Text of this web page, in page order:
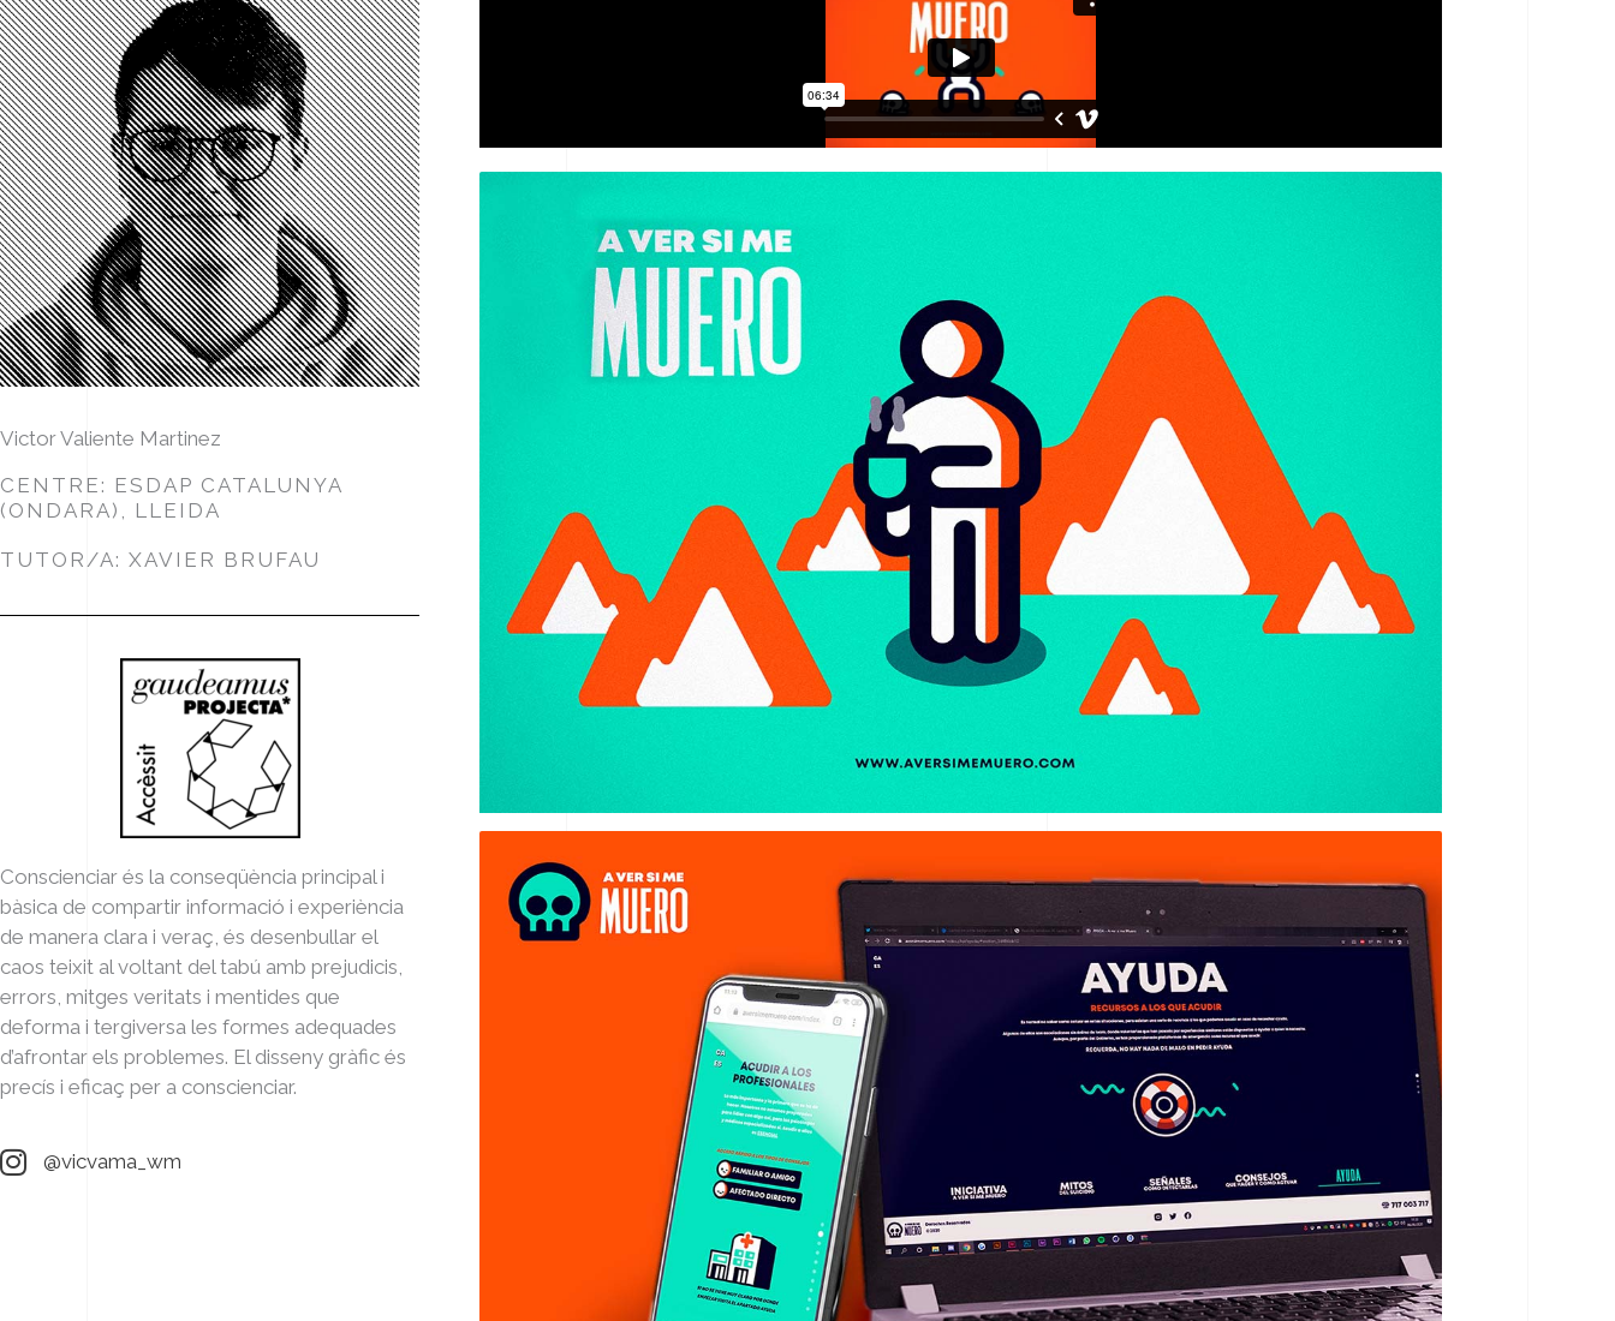
Victor Valiente Martinez
CENTRE: ESDAP CATALUNYA
(ONDARA), LLEIDA
TUTOR/A: XAVIER BRUFAU
Conscienciar és la conseqüència principal i
bàsica de compartir informació i experiència
de manera clara i veraç, és desenbullar el
caos teixit al voltant del tabú amb prejudicis,
errors, mitges veritats i mentides que
deforma i tergiversa les formes adequades
d’afrontar els problemes. El disseny gràfic és
precís i eficaç per a conscienciar.
@vicvama_wm